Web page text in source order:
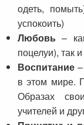
одеть,
успокоить)
Любовь –
поцелуи), так
Воспитание
в этом мире.
Образах
учителей и